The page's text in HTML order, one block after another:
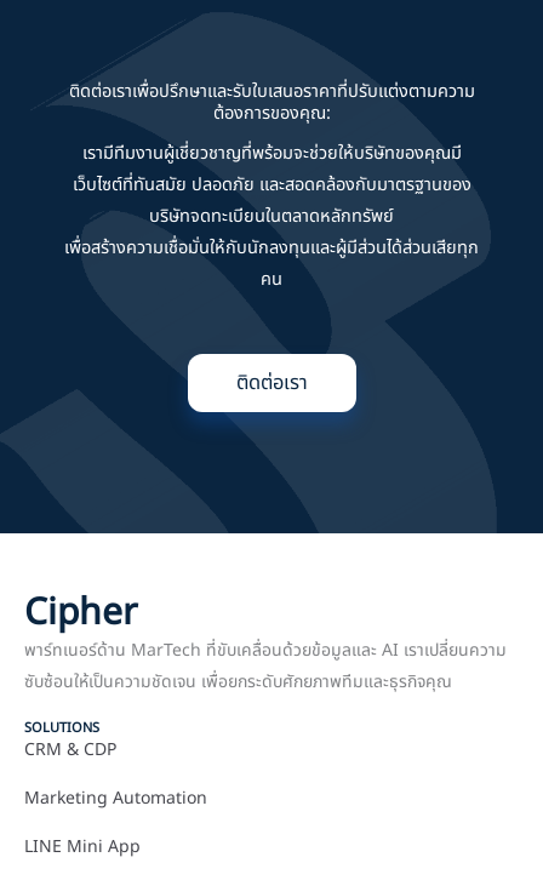
ติดต่อเราเพื่อปรึกษาและรับใบเสนอราคาที่ปรับแต่งตามความ
ต้องการของคุณ:
เรามีทีมงานผู้เชี่ยวชาญที่พร้อมจะช่วยให้บริษัทของคุณมี
เว็บไซต์ที่ทันสมัย ปลอดภัย และสอดคล้องกับมาตรฐานของ
บริษัทจดทะเบียนในตลาดหลักทรัพย์
เพื่อสร้างความเชื่อมั่นให้กับนักลงทุนและผู้มีส่วนได้ส่วนเสียทุก
คน
ติดต่อเรา
Cipher
พาร์ทเนอร์ด้าน MarTech ที่ขับเคลื่อนด้วยข้อมูลและ AI เราเปลี่ยนความ
ซับซ้อนให้เป็นความชัดเจน เพื่อยกระดับศักยภาพทีมและธุรกิจคุณ
SOLUTIONS
CRM & CDP
Marketing Automation
LINE Mini App